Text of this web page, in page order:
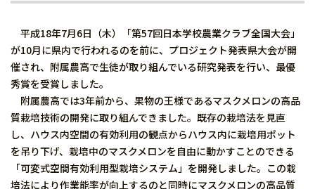
平成18年7月6日（木）「第57回日本学校農業クラブ全国大会」
が10月に県内で行われるのを前に、プロジェクト発表県大会が開
催され、附属農高で生徒が取り組んでいる研究発表を行い、最優
秀賞を受賞しました。
附属農高では3年前から、果物の王様であるマスクメロンの高品
質栽培技術の開発に取り組んできました。既存の栽培法を見直
し、ハウス内空間の有効利用の観点からハウス内に栽培用ポット
を吊り下げ、栽培中のマスクメロンを自由に動かすことのできる
「可変式空間有効利用型栽培システム」を開発しました。この栽
培法により作業能率が向上するのと同時にマスクメロンの高品質